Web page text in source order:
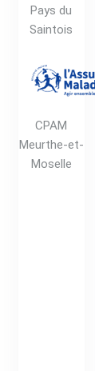
Pays du
Saintois
CPAM
Meurthe-et-
Moselle